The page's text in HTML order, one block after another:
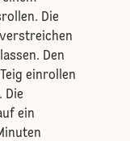
Die
Den
einrollen
Die
ein